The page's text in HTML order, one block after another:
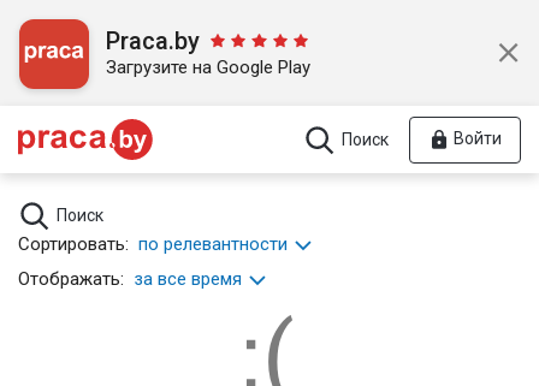
Praca.by
Загрузите на Google Play
Поиск Войти
Поиск
Сортировать: по релевантности
Отображать: за все время